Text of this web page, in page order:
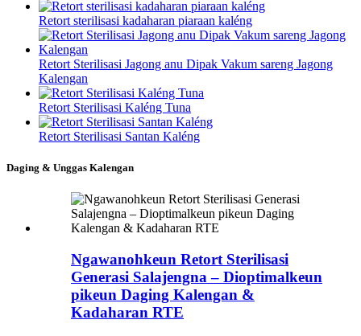
Retort sterilisasi kadaharan piaraan kaléng
Retort Sterilisasi Jagong anu Dipak Vakum sareng Jagong
Kalengan
Retort Sterilisasi Kaléng Tuna
Retort Sterilisasi Santan Kaléng
Daging & Unggas Kalengan
Ngawanohkeun Retort Sterilisasi
Generasi Salajengna – Dioptimalkeun
pikeun Daging Kalengan &
Kadaharan RTE